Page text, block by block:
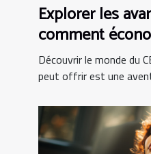
Explorer les
comment
achetant en
Découvrir le monde du
peut offrir est une